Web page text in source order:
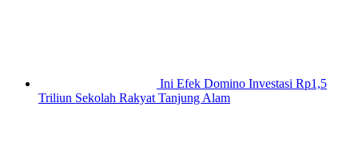
Ini Efek Domino Investasi Rp1,5
Triliun Sekolah Rakyat Tanjung Alam